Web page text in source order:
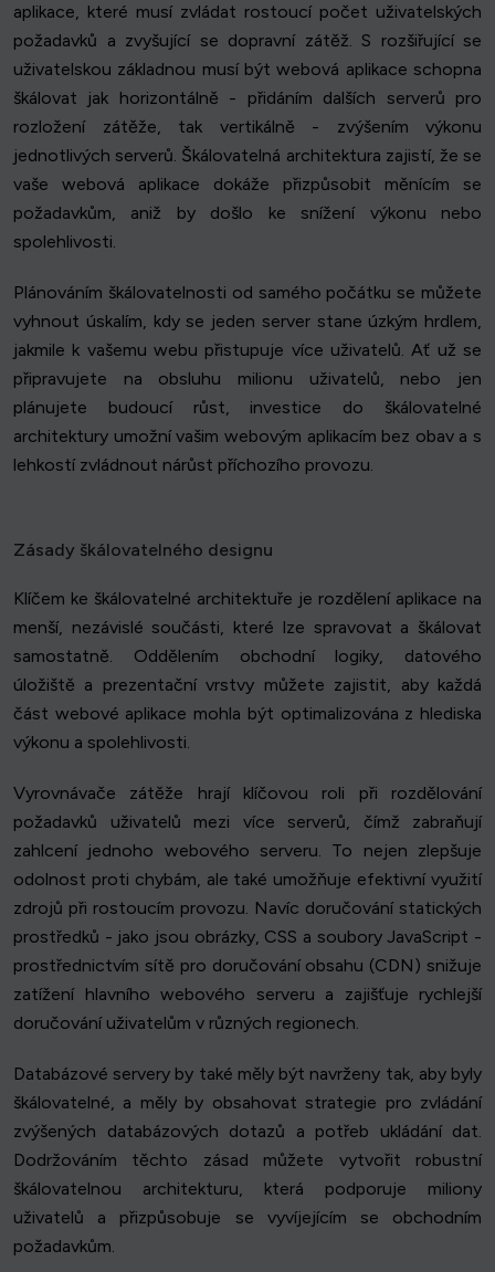
aplikace, které musí zvládat rostoucí počet uživatelských
požadavků a zvyšující se dopravní zátěž. S rozšiřující se
uživatelskou základnou musí být webová aplikace schopna
škálovat jak horizontálně - přidáním dalších serverů pro
rozložení zátěže, tak vertikálně - zvýšením výkonu
jednotlivých serverů. Škálovatelná architektura zajistí, že se
vaše webová aplikace dokáže přizpůsobit měnícím se
požadavkům, aniž by došlo ke snížení výkonu nebo
spolehlivosti.
Plánováním škálovatelnosti od samého počátku se můžete
vyhnout úskalím, kdy se jeden server stane úzkým hrdlem,
jakmile k vašemu webu přistupuje více uživatelů. Ať už se
připravujete na obsluhu milionu uživatelů, nebo jen
plánujete budoucí růst, investice do škálovatelné
architektury umožní vašim webovým aplikacím bez obav a s
lehkostí zvládnout nárůst příchozího provozu.
Zásady škálovatelného designu
Klíčem ke škálovatelné architektuře je rozdělení aplikace na
menší, nezávislé součásti, které lze spravovat a škálovat
samostatně. Oddělením obchodní logiky, datového
úložiště a prezentační vrstvy můžete zajistit, aby každá
část webové aplikace mohla být optimalizována z hlediska
výkonu a spolehlivosti.
Vyrovnávače zátěže hrají klíčovou roli při rozdělování
požadavků uživatelů mezi více serverů, čímž zabraňují
zahlcení jednoho webového serveru. To nejen zlepšuje
odolnost proti chybám, ale také umožňuje efektivní využití
zdrojů při rostoucím provozu. Navíc doručování statických
prostředků - jako jsou obrázky, CSS a soubory JavaScript -
prostřednictvím sítě pro doručování obsahu (CDN) snižuje
zatížení hlavního webového serveru a zajišťuje rychlejší
doručování uživatelům v různých regionech.
Databázové servery by také měly být navrženy tak, aby byly
škálovatelné, a měly by obsahovat strategie pro zvládání
zvýšených databázových dotazů a potřeb ukládání dat.
Dodržováním těchto zásad můžete vytvořit robustní
škálovatelnou architekturu, která podporuje miliony
uživatelů a přizpůsobuje se vyvíjejícím se obchodním
požadavkům.